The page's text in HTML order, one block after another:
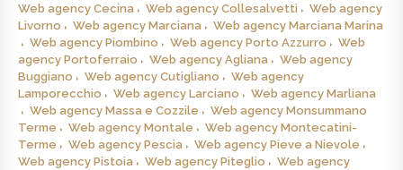
Web agency Cecina
Web agency Collesalvetti
Web agency
Livorno
Web agency Marciana
Web agency Marciana Marina
Web agency Piombino
Web agency Porto Azzurro
Web
agency Portoferraio
Web agency Agliana
Web agency
Buggiano
Web agency Cutigliano
Web agency
Lamporecchio
Web agency Larciano
Web agency Marliana
Web agency Massa e Cozzile
Web agency Monsummano
Terme
Web agency Montale
Web agency Montecatini-
Terme
Web agency Pescia
Web agency Pieve a Nievole
Web agency Pistoia
Web agency Piteglio
Web agency